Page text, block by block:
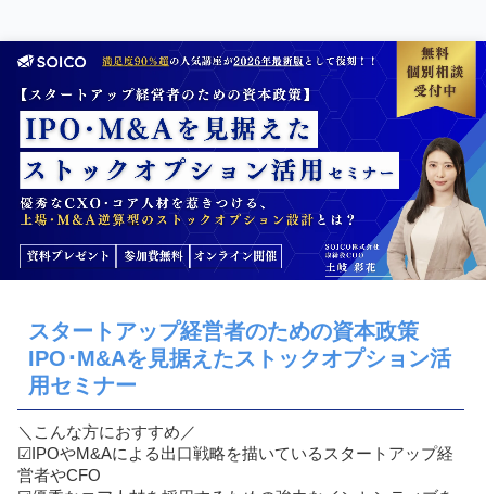
スタートアップ経営者のための資本政策
IPO･M&Aを見据えたストックオプション活
用セミナー
＼こんな方におすすめ／
☑︎IPOやM&Aによる出口戦略を描いているスタートアップ経
営者やCFO